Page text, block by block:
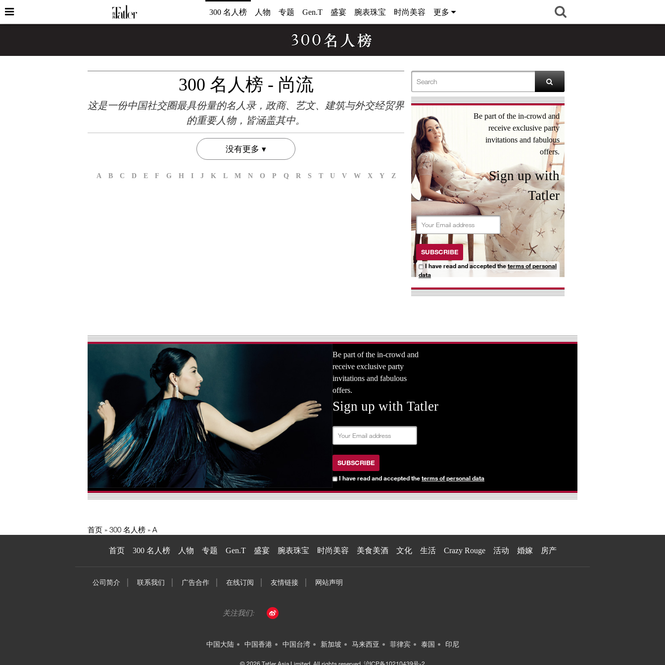
300 名人榜 人物 专题 Gen.T 盛宴 腕表珠宝 时尚美容 更多
300 名人榜 - 尚流
这是一份中国社交圈最具份量的名人录，政商、艺文、建筑与外交经贸界
的重要人物，皆涵盖其中。
没有更多
A B C D E F G H I J K L M N O P Q R S T U V W X Y Z
Be part of the in-crowd and
receive exclusive party
invitations and fabulous
offers.
Sign up with
Tatler
SUBSCRIBE
I have read and accepted theterms of personal
data
Be part of the in-crowd and
receive exclusive party
invitations and fabulous
offers.
Sign up with Tatler
SUBSCRIBE
I have read and accepted theterms of personal data
首页 300 名人榜 A
首页 300 名人榜 人物 专题 Gen.T 盛宴 腕表珠宝 时尚美容 美食美酒 文化 生活 Crazy Rouge 活动 婚嫁 房产
公司简介 联系我们 广告合作 在线订阅 友情链接 网站声明
中国大陆 中国香港 中国台湾 新加坡 马来西亚 菲律宾 泰国 印尼